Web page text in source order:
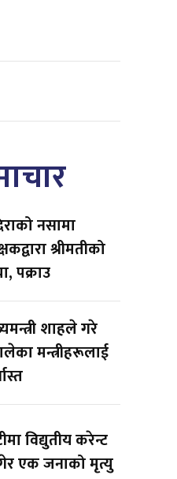
नसामा
श्रीमतीको
पक्राउ
शाहले गरे
मन्त्रीहरूलाई
विद्युतीय करेन्ट
एक जनाको मृत्यु